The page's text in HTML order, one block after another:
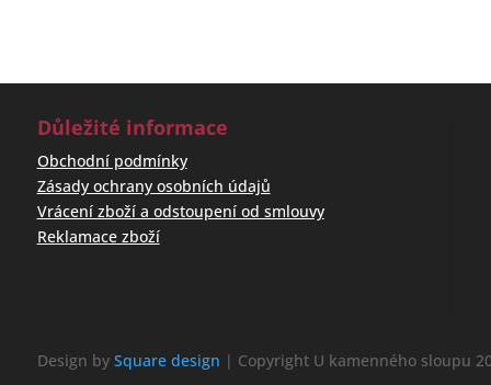
Důležité informace
Obchodní podmínky
Zásady ochrany osobních údajů
Vrácení zboží a odstoupení od smlouvy
Reklamace zboží
Design by Square design | Copyright U kamenného sloupu